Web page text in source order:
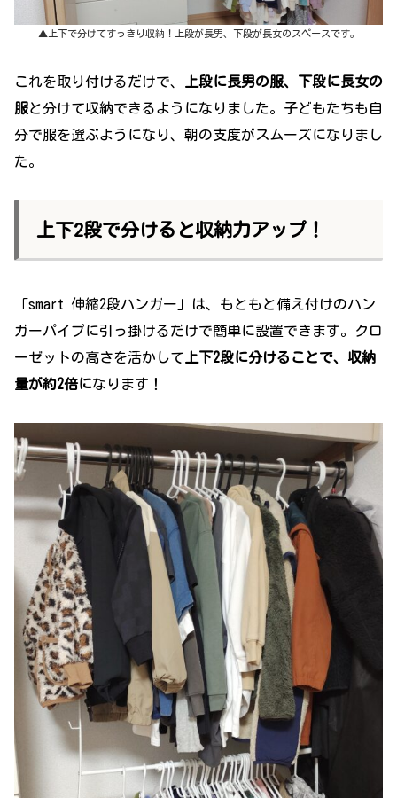
▲上下で分けてすっきり収納！上段が長男、下段が長女のスペースです。
これを取り付けるだけで、
上段に長男の服、下段に長女の
服と分けて収納できるようになりました。子どもたちも自
分で服を選ぶようになり、朝の支度がスムーズになりまし
た。
上下2段で分けると収納力アップ！
「smart 伸縮2段ハンガー」は、もともと備え付けのハン
ガーパイプに引っ掛けるだけで簡単に設置できます。クロ
ーゼットの高さを活かして上下2段に分けることで、収納
量が約2倍になります！